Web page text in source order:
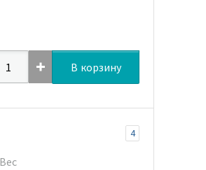
В корзину
4
Вес